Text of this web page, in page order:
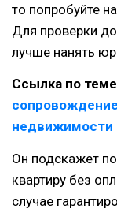
то попробуйте
Для проверки
лучше нанять
Ссылка по
недвижимости
Он подскажет
квартиру без
случае